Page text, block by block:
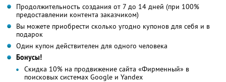
Продолжительность создания от 7 до 14 дней (при 100%
предоставлении контента заказчиком)
Вы можете приобрести сколько угодно купонов для себя и в
подарок
Один купон действителен для одного человека
Бонусы!
Скидка 10% на продвижение сайта «Фирменный» в
поисковых системах Google и Yandex